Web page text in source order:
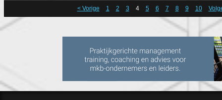
< Vorige 1 2 3 4 5 6 7 8 9 10